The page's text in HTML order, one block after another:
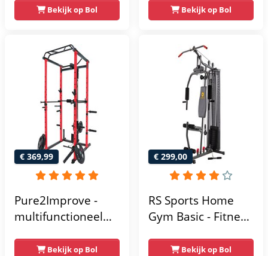
– Lat Pulley
Bekijk op Bol
Compacte home
gym met lat pulley
krachtstation voor
thuis - Compact en
multifunctioneel -
Incl. gratis fitness
Bekijk op Bol
€ 369,99
Pure2Improve -
multifunctioneel
krachtstation -
Bekijk op Bol
€ 299,00
RS Sports Home
Gym Basic - Fitness
Bekijk op Bol